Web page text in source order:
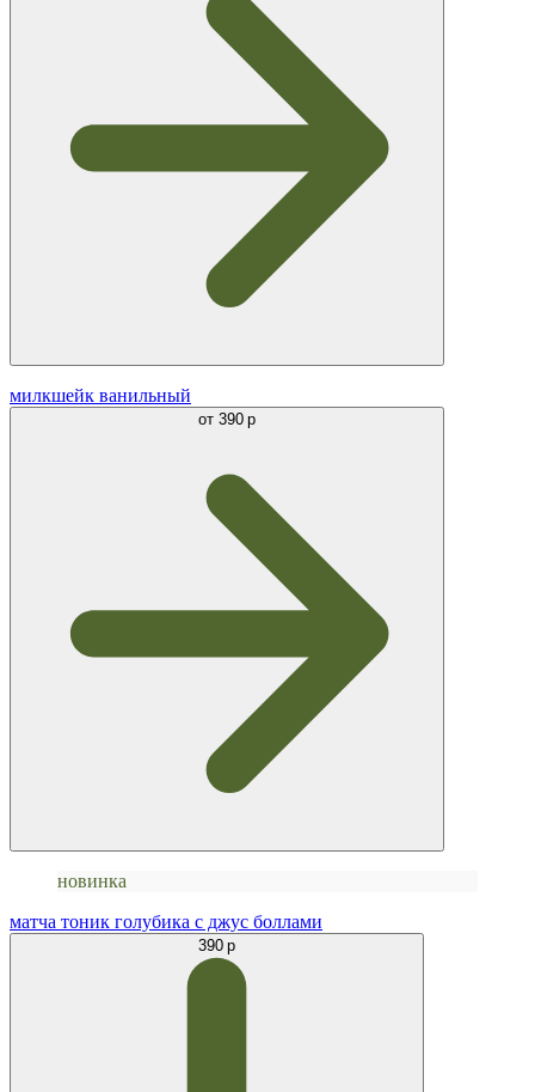
милкшейк ванильный
от 390 р
новинка
матча тоник голубика с джус боллами
390 р